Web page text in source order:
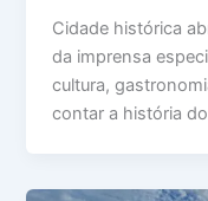
Cidade histórica
da imprensa
cultura,
contar a história